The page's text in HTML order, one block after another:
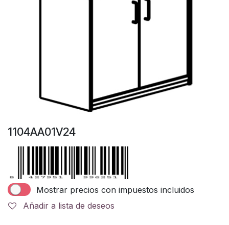
1104AA01V24
Mostrar precios con impuestos incluidos
Añadir a lista de deseos